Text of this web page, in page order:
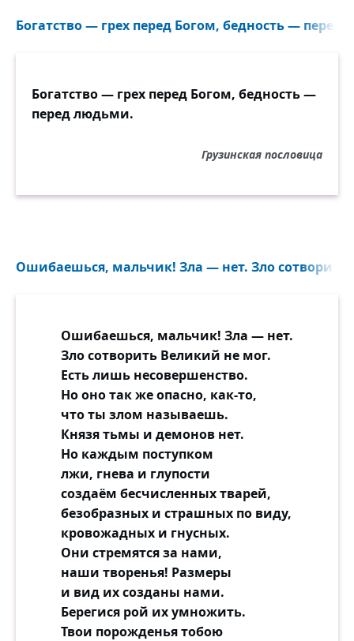
Богатство — грех перед Богом, бедность —
Богатство — грех перед Богом, бедность —
перед людьми.
Грузинская пословица
Ошибаешься, мальчик! Зла — нет. Зло сотворить
Ошибаешься, мальчик! Зла — нет.
Зло сотворить Великий не мог.
Есть лишь несовершенство.
Но оно так же опасно, как-то,
что ты злом называешь.
Князя тьмы и демонов нет.
Но каждым поступком
лжи, гнева и глупости
создаём бесчисленных тварей,
безобразных и страшных по виду,
кровожадных и гнусных.
Они стремятся за нами,
наши творенья! Размеры
и вид их созданы нами.
Берегися рой их умножить.
Твои порожденья тобою